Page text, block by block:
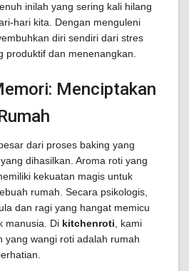
inilah yang sering kali hilang
hari kita. Dengan menguleni
diri sendiri dari stres
produktif dan menenangkan.
Menciptakan
dari proses baking yang
dihasilkan. Aroma roti yang
kekuatan magis untuk
rumah. Secara psikologis,
dan ragi yang hangat memicu
manusia. Di kitchenroti , kami
yang wangi roti adalah rumah